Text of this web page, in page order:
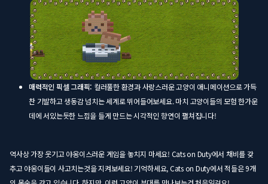
매력적인 픽셀 그래픽: 컬러풀한 환경과 사랑스러운 고양이 애니메이션으로 가득
찬 기발하고 생동감 넘치는 세계로 뛰어들어보세요. 마치 고양이들의 모험 한가운
데에 서있는듯한 느낌을 들게 만드는 시각적인 향연이 펼쳐집니다!
역사상 가장 웃기고 야옹이스러운 게임을 놓치지 마세요! Cats on Duty에서 채비를 갖
추고 야옹이들이 사고치는것을 지켜보세요! 기억하세요, Cats on Duty에서 적들은 9개